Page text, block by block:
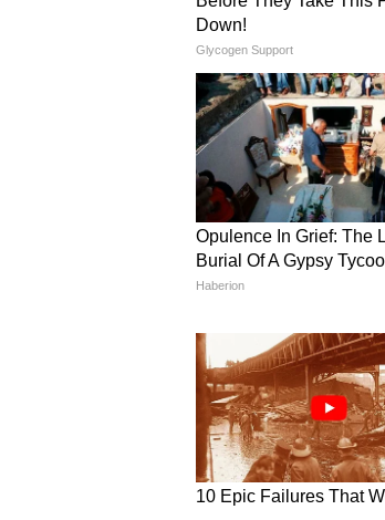
वायरल मोमो बनाने
उसमें थोड़ा तेल डालें।
मिर्च, पत्तागोभी,
सब्जियों को तेज आंच
शेजवान सॉस, सोया
मिश्रण को थोड़ा ठंडा
जब मिश्रण ठंडा हो
इस मिश्रण के छोटे-
अब एक प्लेट में सूखा
फिर पानी में डुबोएं।
के ऊपर हल्की परत बन
अब एक पतीले में पानी
जब डंपलिंग्स पानी के